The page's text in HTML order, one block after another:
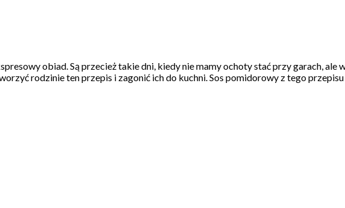
obiad. Są przecież takie dni, kiedy nie mamy ochoty stać przy garach,
rodzinie ten przepis i zagonić ich do kuchni. Sos pomidorowy z tego przepisu